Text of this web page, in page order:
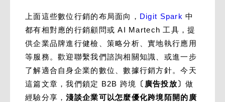
上面這些數位行銷的布局面向， Digit Spark中
都有相對應的行銷顧問或 AI Martech 工具，提
供企業品牌進行健檢、策略分析、實地執行應用
等服務。歡迎聯繫我們諮詢相關知識、或進一步
了解適合自身企業的數位、數據行銷方針。今天
這篇文章，我們鎖定 B2B 跨境
〔廣告投放〕做
經驗分享，淺談企業可以怎麼優化跨境陌開的廣